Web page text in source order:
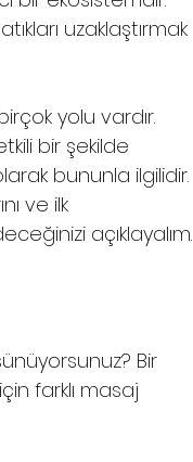
uzaklaştırmak
yolu vardır.
bir şekilde
bununla ilgilidir.
ve ilk
açıklayalım.
Bir
farklı masaj